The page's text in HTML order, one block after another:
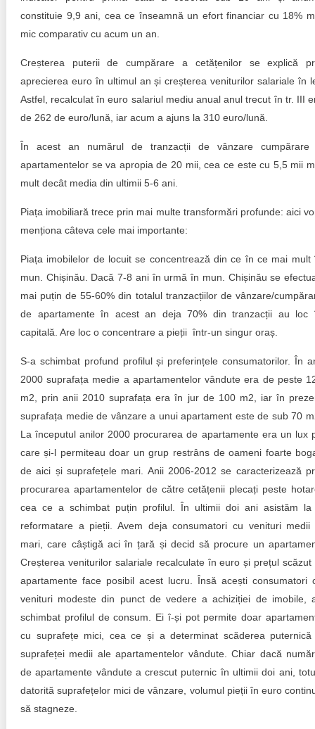
Achiziții publice
Achizițiile publice în vizorul societății civile
constituie 9,9 ani, cea ce înseamnă un efort financiar cu 18%
mic comparativ cu acum un an.
Creșterea puterii de cumpărare a cetățenilor se explică
aprecierea euro în ultimul an și creșterea veniturilor salariale în
Astfel, recalculat în euro salariul mediu anual anul trecut în tr. III
de 262 de euro/lună, iar acum a ajuns la 310 euro/lună.
În acest an numărul de tranzacții de vânzare cumpărare
apartamentelor se va apropia de 20 mii, cea ce este cu 5,5 mii
mult decât media din ultimii 5-6 ani.
Piața imobiliară trece prin mai multe transformări profunde: aici
menționa câteva cele mai importante:
Piața imobilelor de locuit se concentrează din ce în ce mai mult
mun. Chișinău. Dacă 7-8 ani în urmă în mun. Chișinău se
mai puțin de 55-60% din totalul tranzacțiilor de vânzare/
de apartamente în acest an deja 70% din tranzacții au loc
capitală. Are loc o concentrare a pieții într-un singur oraș.
S-a schimbat profund profilul și preferințele consumatorilor. În
2000 suprafața medie a apartamentelor vândute era de peste
m2, prin anii 2010 suprafața era în jur de 100 m2, iar în
suprafața medie de vânzare a unui apartament este de sub 70
La începutul anilor 2000 procurarea de apartamente era un lux
care și-l permiteau doar un grup restrâns de oameni foarte
de aici și suprafețele mari. Anii 2006-2012 se caracterizează
procurarea apartamentelor de către cetățenii plecați peste
cea ce a schimbat puțin profilul. În ultimii doi ani asistăm
reformatare a pieții. Avem deja consumatori cu venituri medii
mari, care câștigă aci în țară și decid să procure un
Creșterea veniturilor salariale recalculate în euro și prețul scăzut
apartamente face posibil acest lucru. Însă acești consumatori
venituri modeste din punct de vedere a achiziției de imobile,
schimbat profilul de consum. Ei î-și pot permite doar
cu suprafețe mici, cea ce și a determinat scăderea
suprafeței medii ale apartamentelor vândute. Chiar dacă
de apartamente vândute a crescut puternic în ultimii doi ani,
datorită suprafețelor mici de vânzare, volumul pieții în euro
să stagneze.